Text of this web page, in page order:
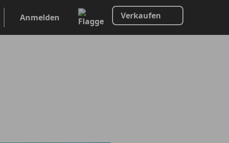
Anmelden Verkaufen